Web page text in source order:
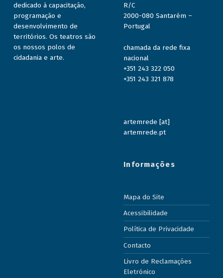
dedicado à capacitação,
programação e
desenvolvimento de
territórios. Os teatros são
os nossos polos de
cidadania e arte.
R/C
2000-080 Santarém –
Portugal
chamada da rede fixa
nacional
+351 243 322 050
+351 243 321 878
artemrede [at]
artemrede.pt
Informações
Mapa do Site
Acessibilidade
Política de Privacidade
Contacto
Livro de Reclamações
Eletrónico